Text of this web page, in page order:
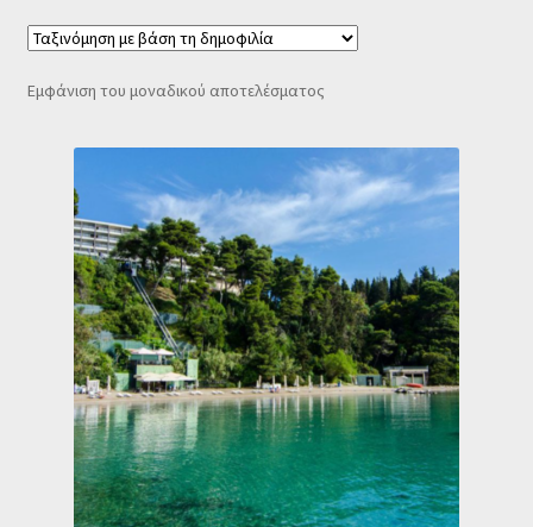
Επιβεβαίωση εγγραφής στο Newsletter του Dealistas.gr
Επικοινωνία
Κατάστημα
Ο λογαριασμός μου
Ταμείο
HOME
Εμφάνιση του μοναδικού αποτελέσματος